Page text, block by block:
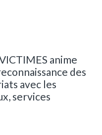
anime
des
avec les
services